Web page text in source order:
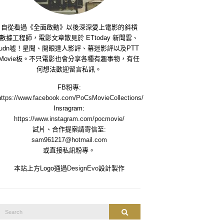
自從看過《全面啟動》以後深深愛上電影的斜槓
數據工程師，電影文章散見於 ETtoday 新聞雲、
噓！星聞、開眼達人影評、幕迷影評以及PTT
Movie板。不只電影也會分享各種有趣事物，有任
何想法歡迎留言私訊。
FB粉專:
www.facebook.com/PoCsMovieCollections/
Insragram:
https://www.instagram.com/pocmovie/
試片、合作提案請寄信至:
sam961217@hotmail.com
或直接私訊粉專。
本站上方Logo通過 DesignEvo設計製作
Search
Search